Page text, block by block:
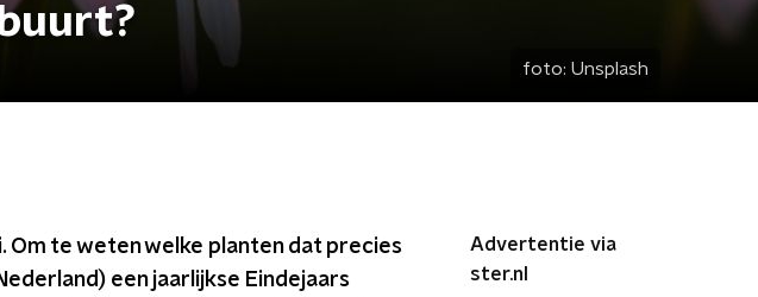
foto: Unsplash
Om te weten welke planten dat precies
een jaarlijkse Eindejaars
Advertentie via
ster.nl